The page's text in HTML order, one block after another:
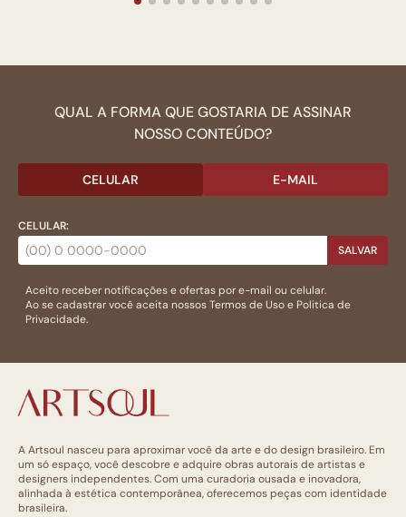
QUAL A FORMA QUE GOSTARIA DE ASSINAR
NOSSO CONTEÚDO?
CELULAR E-MAIL
CELULAR:
SALVAR
Aceito receber notificações e ofertas por e-mail ou celular.
Ao se cadastrar você aceita nossosTermos de Usoe Politica de
Privacidade.
A Artsoul nasceu para aproximar você da arte e do design brasileiro. Em
um só espaço, você descobre e adquire obras autorais de artistas e
designers independentes. Com uma curadoria ousada e inovadora,
alinhada à estética contemporânea, oferecemos peças com identidade
brasileira.